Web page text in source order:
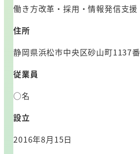
働き方改革・採用・情報発信支援
住所
静岡県浜松市中央区砂山町1137
従業員
○名
設立
2016年8月15日